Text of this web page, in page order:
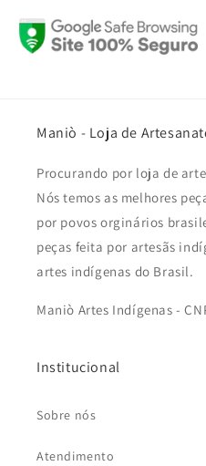
Maniò - Loja de
Procurando por loja de
Nós temos as melhores
por povos orginários
peças feita por artesãs
artes indígenas do Brasil.
Maniò Artes Indígenas -
Institucional
Sobre nós
Atendimento